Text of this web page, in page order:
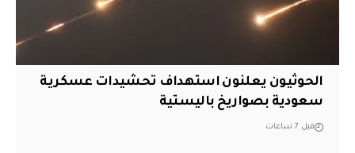
الحوثيون يعلنون استهداف تحشيدات عسكرية
سعودية بصواريخ باليستية
قبل 7 ساعات